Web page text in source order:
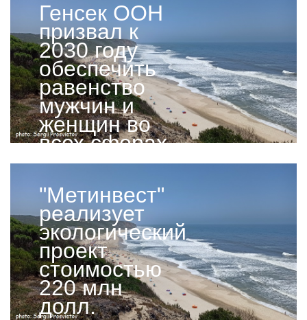
Генсек ООН
призвал к
2030 году
обеспечить
равенство
мужчин и
женщин во
всех сферах
жизни
"Метинвест"
реализует
экологический
проект
стоимостью
220 млн
долл.